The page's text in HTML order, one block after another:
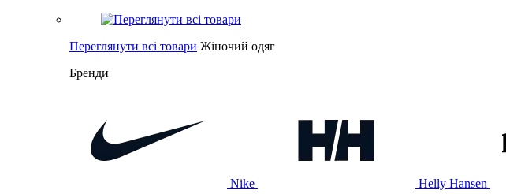
Переглянути всі товари Жіночий одяг
Бренди
Nike Helly Hansen